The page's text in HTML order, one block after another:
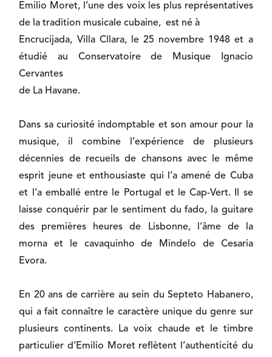
Emilio Moret, l’une des voix les plus représentatives
de la tradition musicale cubaine, est né à
Encrucijada, Villa Cllara, le 25 novembre 1948 et a
étudié au Conservatoire de Musique Ignacio
Cervantes
de La Havane.
Dans sa curiosité indomptable et son amour pour la
musique, il combine l’expérience de plusieurs
décennies de recueils de chansons avec le même
esprit jeune et enthousiaste qui l’a amené de Cuba
et l’a emballé entre le Portugal et le Cap-Vert. Il se
laisse conquérir par le sentiment du fado, la guitare
des premières heures de Lisbonne, l’âme de la
morna et le cavaquinho de Mindelo de Cesaria
Evora.
En 20 ans de carrière au sein du Septeto Habanero,
qui a fait connaître le caractère unique du genre sur
plusieurs continents. La voix chaude et le timbre
particulier d’Emilio Moret reflètent l’authenticité du